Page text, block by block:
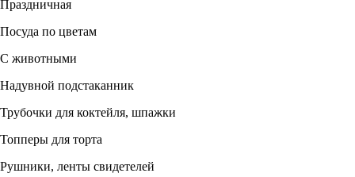
Праздничная
Посуда по цветам
С животными
Надувной подстаканник
Трубочки для коктейля, шпажки
Топперы для торта
Рушники, ленты свидетелей